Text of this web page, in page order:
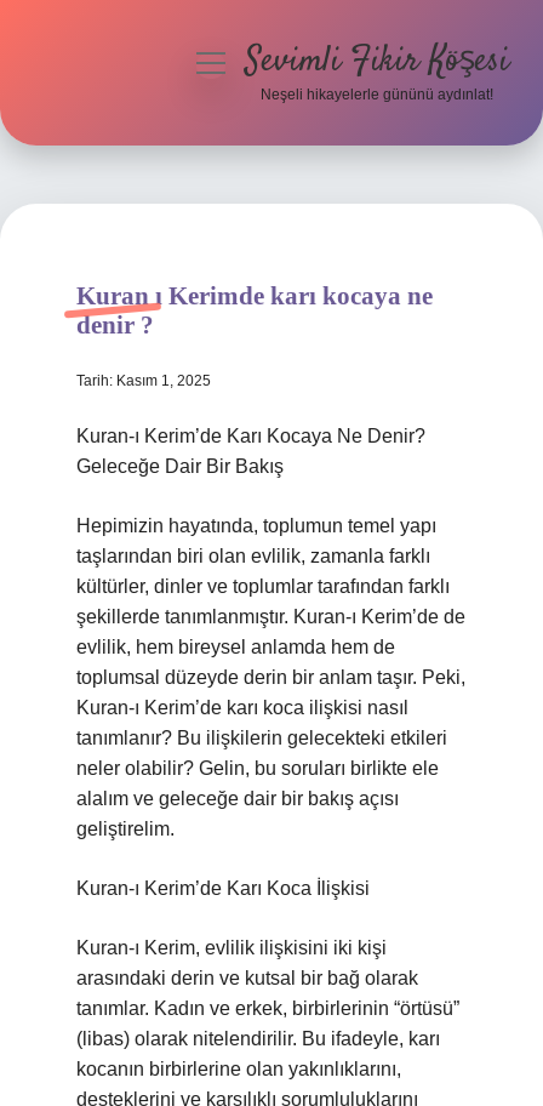
Hakkımızda
menüyüSevimli Fikir Köşesi
Neşeli hikayelerle gününü aydınlat!
Kuran ı Kerimde karı kocaya ne
denir ?
Tarih: Kasım 1, 2025
Kuran-ı Kerim’de Karı Kocaya Ne Denir?
Geleceğe Dair Bir Bakış
Hepimizin hayatında, toplumun temel yapı
taşlarından biri olan evlilik, zamanla farklı
kültürler, dinler ve toplumlar tarafından farklı
şekillerde tanımlanmıştır. Kuran-ı Kerim’de de
evlilik, hem bireysel anlamda hem de
toplumsal düzeyde derin bir anlam taşır. Peki,
Kuran-ı Kerim’de karı koca ilişkisi nasıl
tanımlanır? Bu ilişkilerin gelecekteki etkileri
neler olabilir? Gelin, bu soruları birlikte ele
alalım ve geleceğe dair bir bakış açısı
geliştirelim.
Kuran-ı Kerim’de Karı Koca İlişkisi
Kuran-ı Kerim, evlilik ilişkisini iki kişi
arasındaki derin ve kutsal bir bağ olarak
tanımlar. Kadın ve erkek, birbirlerinin “örtüsü”
(libas) olarak nitelendirilir. Bu ifadeyle, karı
kocanın birbirlerine olan yakınlıklarını,
desteklerini ve karşılıklı sorumluluklarını